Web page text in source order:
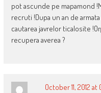
pot ascunde pe mapamond
recruti !Dupa un an de
cautarea javrelor ticalosite
recupera averea ?
October 11, 2012 at